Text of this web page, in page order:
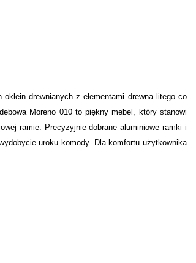
drewnianych z elementami drewna litego co
Moreno 010 to piękny mebel, który stanowi
ramie. Precyzyjnie dobrane aluminiowe ramki i
uroku komody. Dla komfortu użytkownika